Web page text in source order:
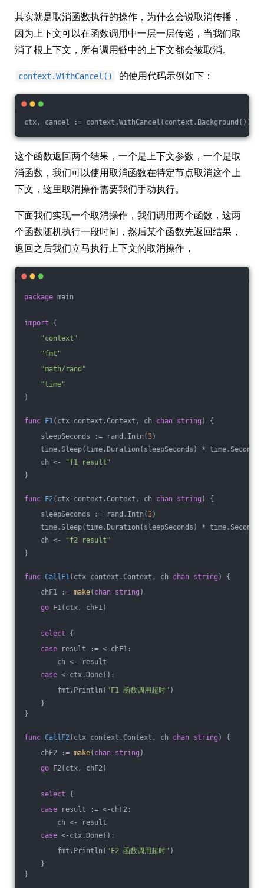
其实就是取消函数执行的操作，为什么会说取消传播，
因为上下文可以在函数调用中一层一层传递，当我们取
消了根上下文，所有调用链中的上下文都会被取消。
context.WithCancel() 的使用代码示例如下：
ctx, cancel := context.WithCancel(context.Background())
这个函数返回两个结果，一个是上下文参数，一个是取
消函数，我们可以使用取消函数在特定节点取消这个上
下文，这里取消操作需要我们手动执行。
下面我们实现一个取消操作，我们调用两个函数，这两
个函数随机执行一段时间，然后某个函数先返回结果，
返回之后我们立马执行上下文的取消操作，
package main
import (
"context"
"fmt"
"math/rand"
"time"
)
func F1(ctx context.Context, ch chan string )
{
sleepSeconds := rand.Intn(3)
time.Sleep(time.Duration(sleepSeconds) * time.Second)
ch <-
"f1 result"
}
func F2(ctx context.Context, ch chan string )
{
sleepSeconds := rand.Intn(3)
time.Sleep(time.Duration(sleepSeconds) * time.Second)
ch <-
"f2 result"
}
func CallF1(ctx context.Context, ch chan string )
{
chF1 := make( chan string )
go F1(ctx, chF1)
select {
case result := <-chF1:
ch <- result
case <-ctx.Done():
fmt.Println( "F1 函数调用超时" )
}
}
func CallF2(ctx context.Context, ch chan string )
{
chF2 := make( chan string )
go F2(ctx, chF2)
select {
case result := <-chF2:
ch <- result
case <-ctx.Done():
fmt.Println( "F2 函数调用超时" )
}
}